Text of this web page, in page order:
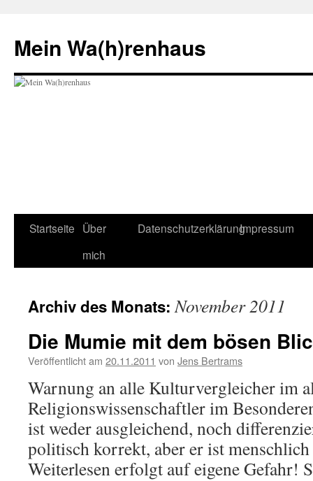
springen
Mein Wa(h)renhaus
Startseite Über
mich
DatenschutzerklärungImpressum
Archiv des Monats:November 2011
Die Mumie mit dem bösen
Veröffentlicht am 20.11.2011 von Jens Bertrams
Warnung an alle Kulturvergleicher im
Religionswissenschaftler im
ist weder ausgleichend, noch
politisch korrekt, aber er ist
Weiterlesen erfolgt auf eigene Gefahr!